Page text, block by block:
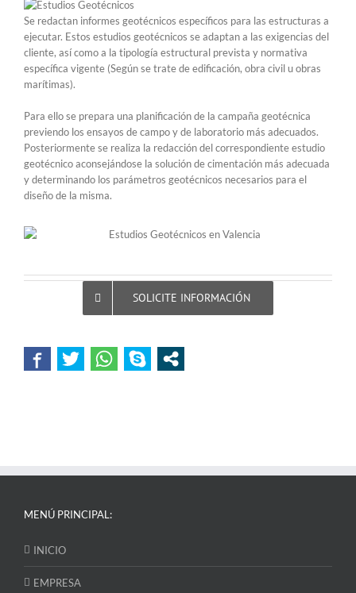
Se redactan informes geotécnicos específicos para las estructuras a
ejecutar. Estos estudios geotécnicos se adaptan a las exigencias del
cliente, así como a la tipología estructural prevista y normativa
específica vigente (Según se trate de edificación, obra civil u obras
marítimas).
Para ello se prepara una planificación de la campaña geotécnica
previendo los ensayos de campo y de laboratorio más adecuados.
Posteriormente se realiza la redacción del correspondiente estudio
geotécnico aconsejándose la solución de cimentación más adecuada
y determinando los parámetros geotécnicos necesarios para el
diseño de la misma.
SOLICITE INFORMACIÓN
MENÚ PRINCIPAL:
INICIO
EMPRESA